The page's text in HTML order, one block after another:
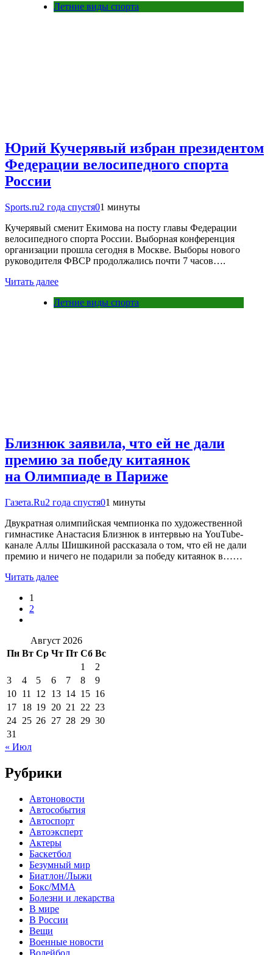
Летние виды спорта
Юрий Кучерявый избран президентом
Федерации велосипедного спорта
России
Sports.ru2 года спустя01 минуты
Кучерявый сменит Екимова на посту главы Федерации
велосипедного спорта России. Выборная конференция
организации прошла сегодня в Москве. Выборы нового
руководителя ФВСР продолжались почти 7 часов….
Читать далее
Летние виды спорта
Близнюк заявила, что ей не дали
премию за победу китаянок
на Олимпиаде в Париже
Газета.Ru2 года спустя01 минуты
Двукратная олимпийская чемпионка по художественной
гимнастике Анастасия Близнюк в интервью на YouTube-
канале Аллы Шишкиной рассказала о том, что ей не дали
премию и ничего не подарили за победу китаянок в……
Читать далее
1
2
Август 2026
Пн Вт Ср Чт Пт Сб Вс
1
2
3
4 5 6 7 8
9
10 11 12 13 14 15 16
17 18 19 20 21 22 23
24 25 26 27 28 29 30
31
« Июл
Рубрики
Автоновости
Автособытия
Автоспорт
Автоэксперт
Актеры
Баскетбол
Безумный мир
Биатлон/Лыжи
Бокс/MMA
Болезни и лекарства
В мире
В России
Вещи
Военные новости
Волейбол